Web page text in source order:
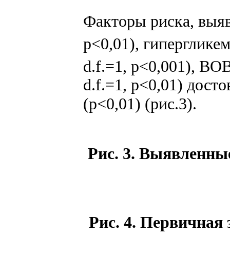
Факторы риска,
p<0,01),
d.f.=1, p<0,001),
d.f.=1, p<0,01)
(p<0,01) (рис.3).
Рис. 3.
Рис. 4. Первичная